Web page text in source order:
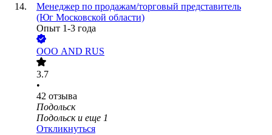
Менеджер по продажам/торговый представитель
(Юг Московской области)
Опыт 1-3 года
ООО AND RUS
3.7
•
42 отзыва
Подольск
Подольск и еще 1
Откликнуться